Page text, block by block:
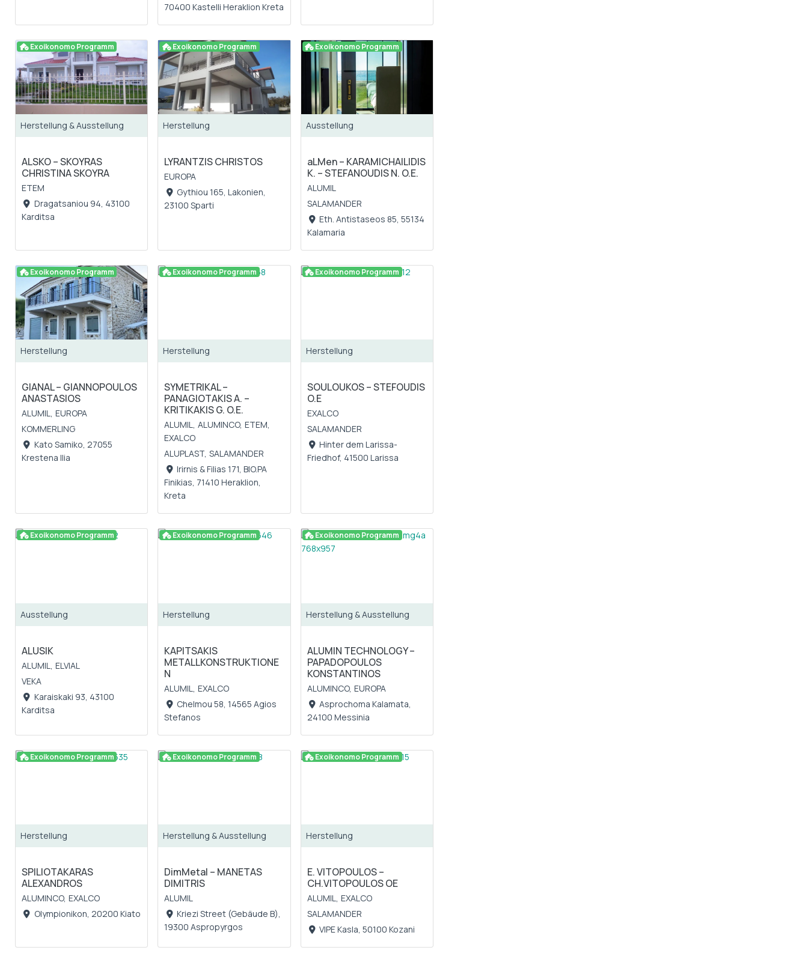
70400 Kastelli Heraklion Kreta
Exoikonomo Programm
Herstellung & Ausstellung
ALSKO – SKOYRAS
CHRISTINA SKOYRA
ETEM
Dragatsaniou 94, 43100
Karditsa
Exoikonomo Programm
Herstellung
LYRANTZIS CHRISTOS
EUROPA
Gythiou 165, Lakonien,
23100 Sparti
Exoikonomo Programm
Ausstellung
aLMen – KARAMICHAILIDIS
K. – STEFANOUDIS N. O.E.
ALUMIL
SALAMANDER
Eth. Antistaseos 85, 55134
Kalamaria
Exoikonomo Programm
Herstellung
GIANAL – GIANNOPOULOS
ANASTASIOS
ALUMIL, EUROPA
KOMMERLING
Kato Samiko, 27055
Krestena Ilia
Exoikonomo Programm
Herstellung
SYMETRIKAL –
PANAGIOTAKIS A. –
KRITIKAKIS G. O.E.
ALUMIL, ALUMINCO, ETEM,
EXALCO
ALUPLAST, SALAMANDER
Irirnis & Filias 171, BIO.PA
Finikias, 71410 Heraklion,
Kreta
Exoikonomo Programm
Herstellung
SOULOUKOS – STEFOUDIS
O.E
EXALCO
SALAMANDER
Hinter dem Larissa-
Friedhof, 41500 Larissa
Exoikonomo Programm
Ausstellung
ALUSIK
ALUMIL,
ELVIAL
VEKA
Karaiskaki 93, 43100
Karditsa
Exoikonomo Programm
Herstellung
KAPITSAKIS
METALLKONSTRUKTIONE
N
ALUMIL,
EXALCO
Chelmou 58, 14565 Agios
Stefanos
Exoikonomo Programm
Herstellung & Ausstellung
ALUMIN TECHNOLOGY –
PAPADOPOULOS
KONSTANTINOS
ALUMINCO, EUROPA
Asprochoma Kalamata,
24100 Messinia
Exoikonomo Programm
Herstellung
SPILIOTAKARAS
ALEXANDROS
ALUMINCO, EXALCO
Olympionikon, 20200 Kiato
Exoikonomo Programm
Herstellung & Ausstellung
DimMetal – MANETAS
DIMITRIS
ALUMIL
Kriezi Street (Gebäude B),
19300 Aspropyrgos
Exoikonomo Programm
Herstellung
Ε. VITOPOULOS –
CH.VITOPOULOS OE
ALUMIL, EXALCO
SALAMANDER
VIPE Kasla, 50100 Kozani